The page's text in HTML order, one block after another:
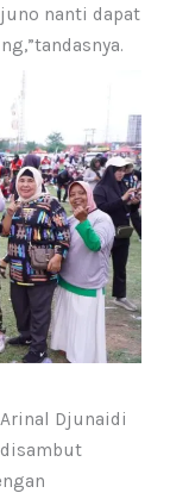
nanti dapat
Djunaidi